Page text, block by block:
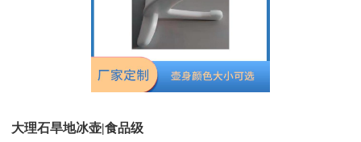
大理石旱地冰壶|食品级